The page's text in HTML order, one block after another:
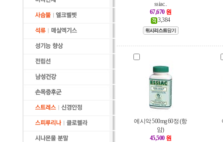
ssiac..
67,670 원
3,384
에시악 500mg 60정 (항
암)
45,500 원